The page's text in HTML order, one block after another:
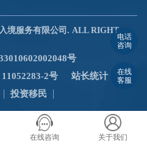
境服务有限公司. ALL RIGHT
号
2号
站长统计
投资移民
电话
咨询
在线
客服
在线咨询 关于我们